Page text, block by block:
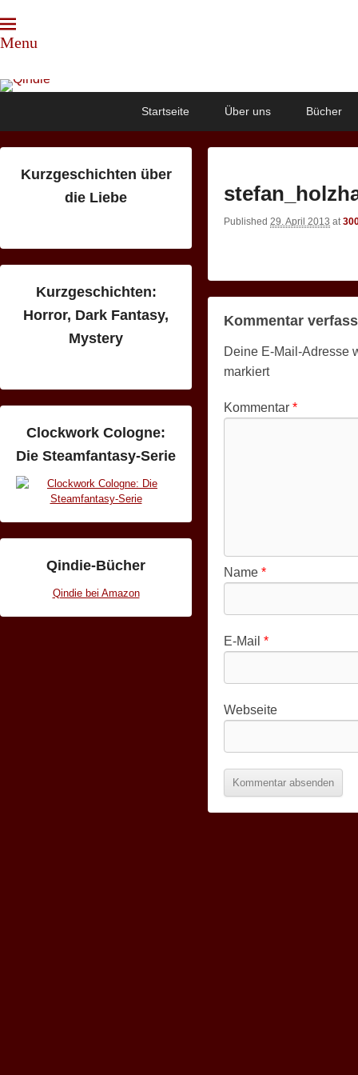
Menu
Qindie
Das Autorenkorrektiv
Startseite Über uns Bücher
Published 29. April 2013 at
Kommentar
Deine E-Mail-Adresse
markiert
Kommentar *
Name *
E-Mail *
Webseite
Kurzgeschichten über
die Liebe
Kurzgeschichten:
Horror, Dark Fantasy,
Mystery
Clockwork Cologne:
Die Steamfantasy-Serie
Qindie-Bücher
Qindie bei Amazon